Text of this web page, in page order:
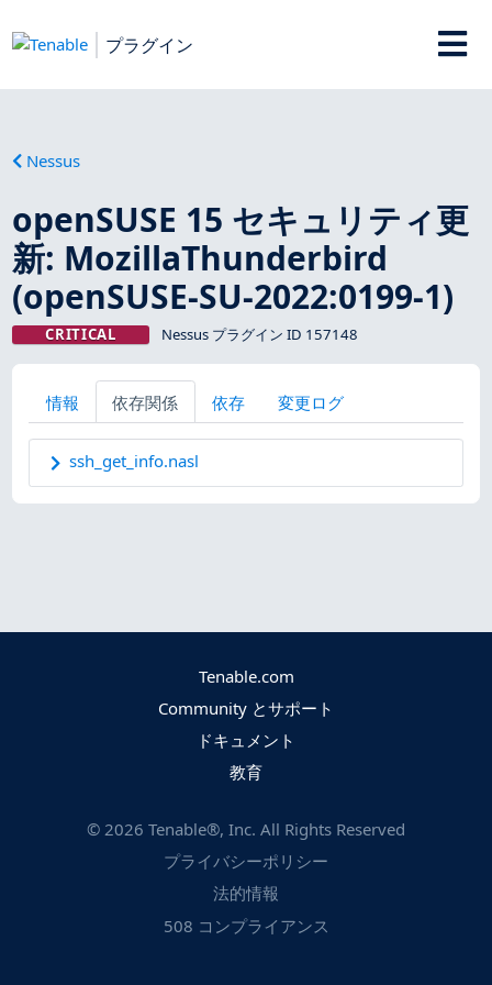
プラグイン
Nessus
openSUSE 15 セキュリティ更
新: MozillaThunderbird
(openSUSE-SU-2022:0199-1)
CRITICAL Nessus プラグイン ID 157148
情報 依存関係 依存 変更ログ
ssh_get_info.nasl
Tenable.com
Community とサポート
ドキュメント
教育
© 2026 Tenable®, Inc. All Rights Reserved
プライバシーポリシー
法的情報
508 コンプライアンス